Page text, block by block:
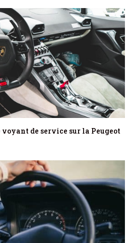
de service sur la Peugeot